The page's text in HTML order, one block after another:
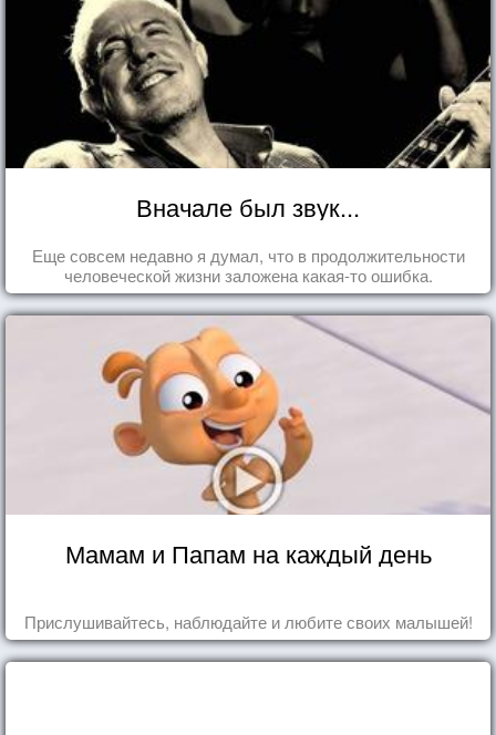
Вначале был звук...
Еще совсем недавно я думал, что в продолжительности
человеческой жизни заложена какая-то ошибка.
Мамам и Папам на каждый день
Прислушивайтесь, наблюдайте и любите своих малышей!